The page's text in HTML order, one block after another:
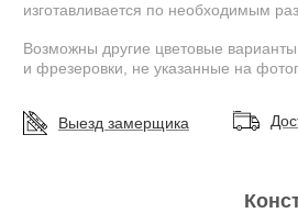
изготавливается по необходимым
Возможны другие цветовые варианты
и фрезеровки, не указанные на
Выезд замерщика